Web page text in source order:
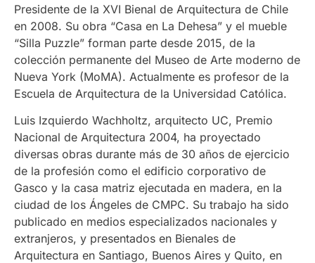
Presidente de la XVI Bienal de Arquitectura de Chile
en 2008. Su obra “Casa en La Dehesa” y el mueble
“Silla Puzzle” forman parte desde 2015, de la
colección permanente del Museo de Arte moderno de
Nueva York (MoMA). Actualmente es profesor de la
Escuela de Arquitectura de la Universidad Católica.
Luis Izquierdo Wachholtz, arquitecto UC, Premio
Nacional de Arquitectura 2004, ha proyectado
diversas obras durante más de 30 años de ejercicio
de la profesión como el edificio corporativo de
Gasco y la casa matriz ejecutada en madera, en la
ciudad de los Ángeles de CMPC. Su trabajo ha sido
publicado en medios especializados nacionales y
extranjeros, y presentados en Bienales de
Arquitectura en Santiago, Buenos Aires y Quito, en